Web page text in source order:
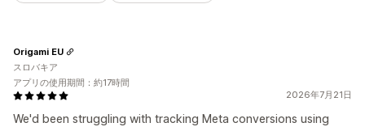
2026年7月21日
We'd been struggling with tracking Meta conversions using
Origami EU
スロバキア
アプリの使用期間：約17時間